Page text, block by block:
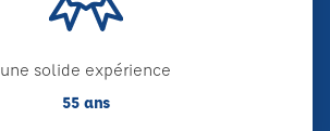
une solide expérience
55 ans